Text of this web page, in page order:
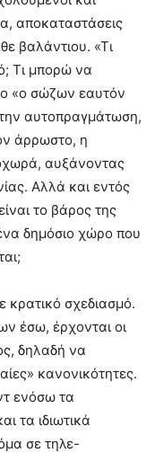
αποκαταστάσεις
βαλάντιου. «Τι
Τι μπορώ να
«ο σώζων εαυτόν
αυτοπραγμάτωση,
άρρωστο, η
αυξάνοντας
Αλλά και εντός
το βάρος της
δημόσιο χώρο που
κρατικό σχεδιασμό.
έσω, έρχονται οι
δηλαδή να
κανονικότητες.
ενόσω τα
τα ιδιωτικά
σε τηλε-